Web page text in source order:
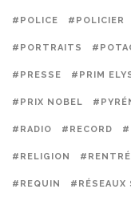
#POLICE #POLICIER
#PORTRAITS
#PRESSE #PRIM
#PRIX NOBEL
#RADIO #RECORD
#RELIGION
#REQUIN #RÉSEAUX